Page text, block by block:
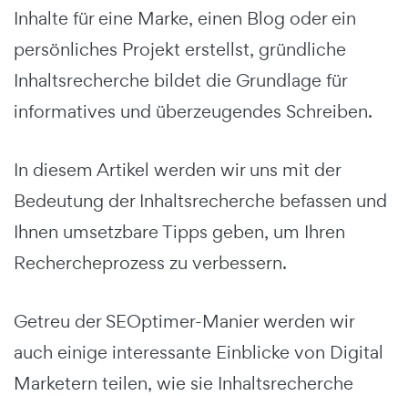
Inhalte für eine Marke, einen Blog oder ein
persönliches Projekt erstellst, gründliche
Inhaltsrecherche bildet die Grundlage für
informatives und überzeugendes Schreiben.
In diesem Artikel werden wir uns mit der
Bedeutung der Inhaltsrecherche befassen und
Ihnen umsetzbare Tipps geben, um Ihren
Rechercheprozess zu verbessern.
Getreu der SEOptimer-Manier werden wir
auch einige interessante Einblicke von Digital
Marketern teilen, wie sie Inhaltsrecherche